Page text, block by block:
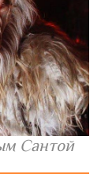
Сантой